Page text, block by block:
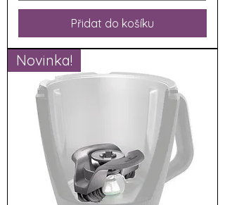
Přidat do košíku
Novinka!